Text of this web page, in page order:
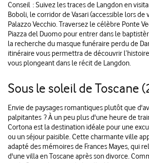
Conseil : Suivez les traces de Langdon en
Boboli, le corridor de Vasari (accessible lors de
Palazzo Vecchio. Traversez le célèbre Ponte
Piazza del Duomo pour entrer dans le
la recherche du masque funéraire perdu de
itinéraire vous permettra de découvrir
vous plongeant dans le récit de Langdon.
Sous le soleil de Toscane
Envie de paysages romantiques plutôt que
palpitantes ? À un peu plus d'une heure de
Cortona est la destination idéale pour une
ou un séjour paisible. Cette charmante ville
adapté des mémoires de Frances Mayes, qui
d'une villa en Toscane après son divorce.